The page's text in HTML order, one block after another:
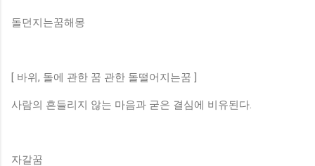
돌던지는꿈해몽
[ 바위, 돌에 관한 꿈 관한 돌떨어지는꿈 ]
사람의 흔들리지 않는 마음과 굳은 결심에 비유된다.
자갈꿈